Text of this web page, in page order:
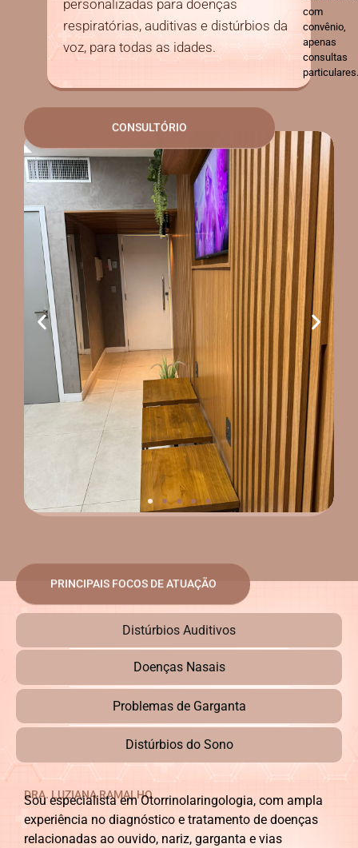
personalizadas para doenças
respiratórias, auditivas e distúrbios da
voz, para todas as idades.
com
convênio,
apenas
consultas
particulares.
CONSULTÓRIO
PRINCIPAIS FOCOS DE ATUAÇÃO
DRA. LUZIANA RAMALHO
Sou especialista em Otorrinolaringologia, com ampla
experiência no diagnóstico e tratamento de doenças
relacionadas ao ouvido, nariz, garganta e vias
Distúrbios Auditivos
Doenças Nasais
Problemas de Garganta
Distúrbios do Sono